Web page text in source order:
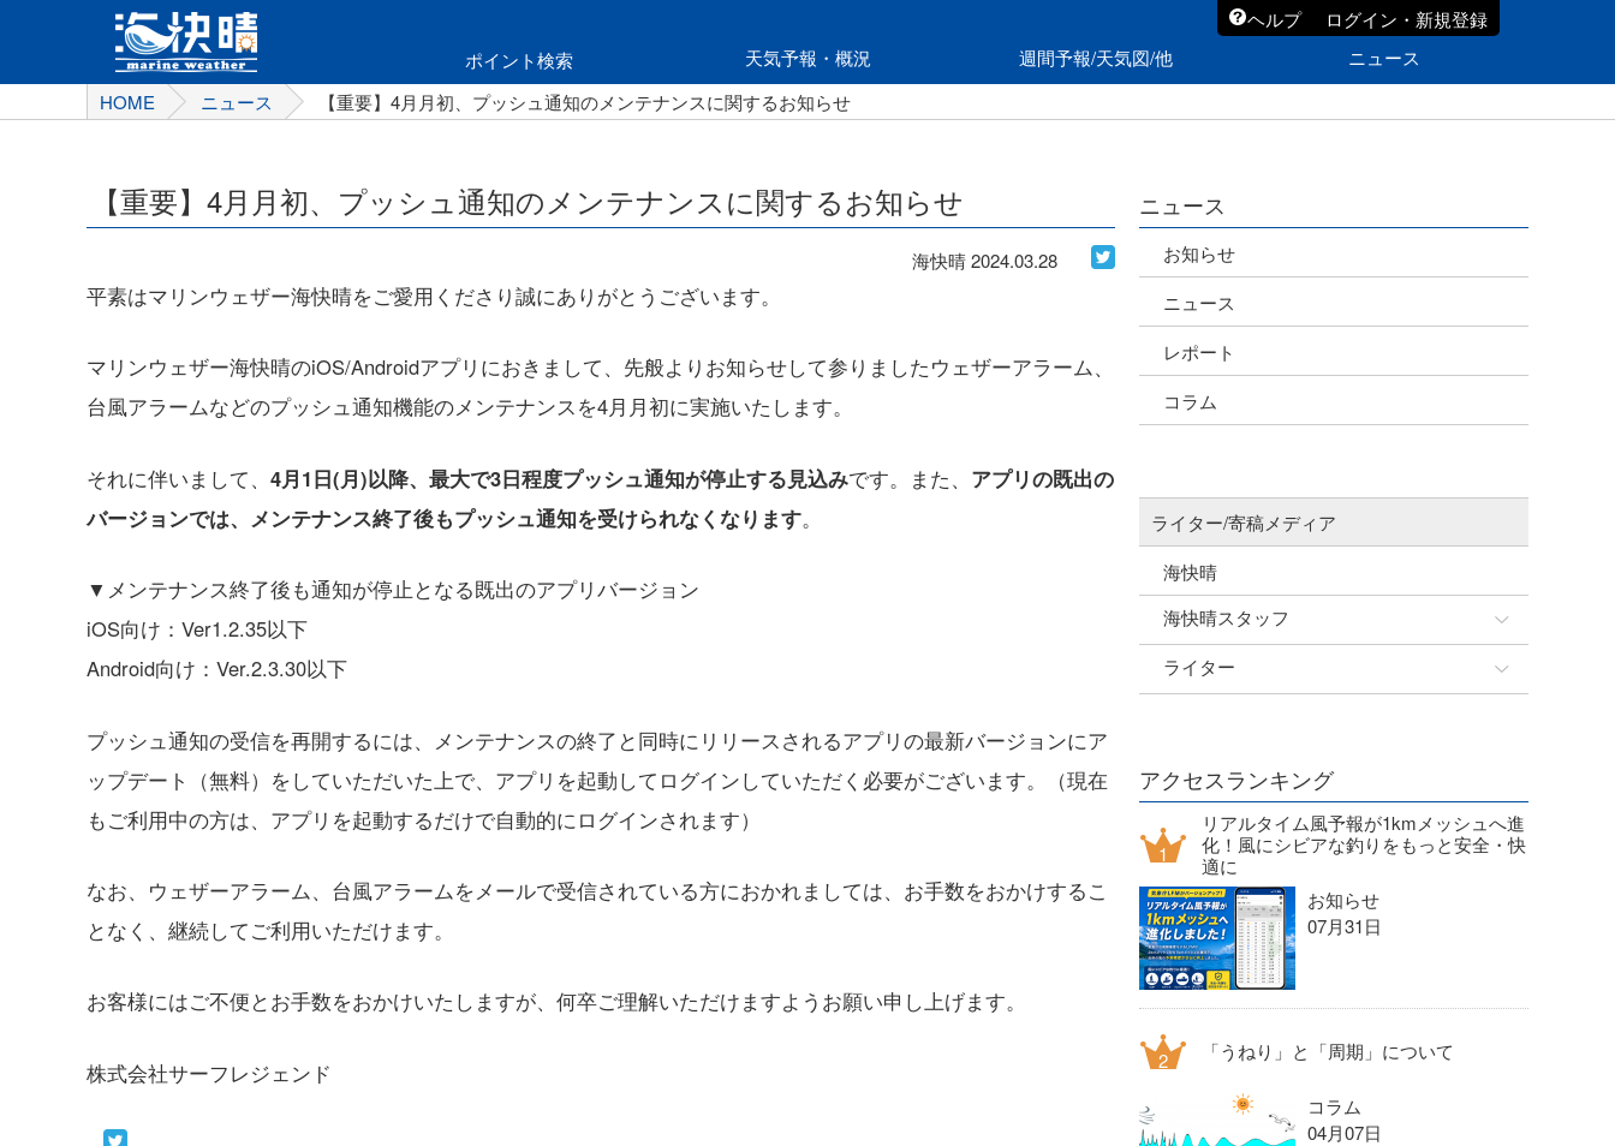
ヘルプ
ログイン・新規登録
ポイント検索
天気予報・概況 週間予報/天気図/他
ニュース
HOME
ニュース 【重要】4月月初、プッシュ通知のメンテナンスに関するお知らせ
【重要】4月月初、プッシュ通知のメンテナンスに関するお知らせ
海快晴2024.03.28
平素はマリンウェザー海快晴をご愛用くださり誠にありがとうございます。
マリンウェザー海快晴のiOS/Androidアプリにおきまして、先般よりお知らせして参りましたウェザーアラーム、
台風アラームなどのプッシュ通知機能のメンテナンスを4月月初に実施いたします。
それに伴いまして、 4月1日(月)以降、最大で3日程度プッシュ通知が停止する見込みです。また、 アプリの既出の
バージョンでは、メンテナンス終了後もプッシュ通知を受けられなくなります。
▼メンテナンス終了後も通知が停止となる既出のアプリバージョン
iOS向け：Ver1.2.35以下
Android向け：Ver.2.3.30以下
プッシュ通知の受信を再開するには、メンテナンスの終了と同時にリリースされるアプリの最新バージョンにア
ップデート（無料）をしていただいた上で、アプリを起動してログインしていただく必要がございます。（現在
もご利用中の方は、アプリを起動するだけで自動的にログインされます）
なお、ウェザーアラーム、台風アラームをメールで受信されている方におかれましては、お手数をおかけするこ
となく、継続してご利用いただけます。
お客様にはご不便とお手数をおかけいたしますが、何卒ご理解いただけますようお願い申し上げます。
株式会社サーフレジェンド
ニュース
お知らせ
ニュース
レポート
コラム
ライター/寄稿メディア
海快晴
海快晴スタッフ
☆加藤
唐澤予報士
塚本予報士
ライター
一色ボート
アクセスランキング
リアルタイム風予報が1kmメッシュへ進
化！風にシビアな釣りをもっと安全・快
適に
お知らせ
07月31日
「うねり」と「周期」について
コラム
04月07日